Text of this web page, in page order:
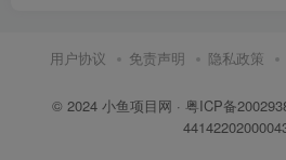
用户协议 免责声明 隐私政策
© 2024 小鱼项目网 · 粤ICP备